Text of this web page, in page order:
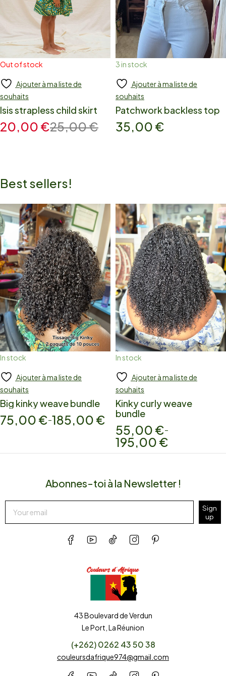
Out of stock
Add to cart
Ajouter à ma liste de
souhaits
Isis strapless child skirt
25,00€
20,00 €
3 in stock
Add to cart
Ajouter à ma liste de
souhaits
Patchwork backless top
35,00 €
Best sellers!
In stock
Add to cart
Ajouter à ma liste de
souhaits
Big kinky weave bundle
75,00 €–185,00 €
In stock
Add to cart
Ajouter à ma liste de
souhaits
Kinky curly weave
bundle
55,00 €–
195,00 €
43 Boulevard de Verdun
Le Port, La Réunion
(+262) 0262 43 50 38
couleursdafrique974@gmail.com
Abonnes-toi à la Newsletter !
Sign
up